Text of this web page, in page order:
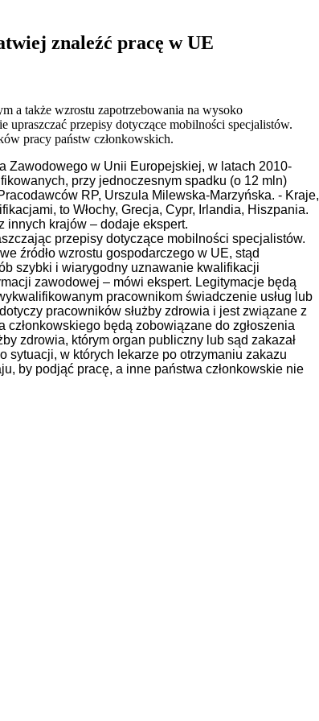
znaleźć pracę w UE
a także wzrostu zapotrzebowania na wysoko
przepisy dotyczące mobilności specjalistów.
pracy państw członkowskich.
Zawodowego w Unii Europejskiej, w latach 2010-
przy jednoczesnym spadku (o 12 mln)
RP, Urszula Milewska-Marzyńska. - Kraje,
to Włochy, Grecja, Cypr, Irlandia, Hiszpania.
innych krajów – dodaje ekspert.
przepisy dotyczące mobilności specjalistów.
źródło wzrostu gospodarczego w UE, stąd
szybki i wiarygodny uznawanie kwalifikacji
zawodowej – mówi ekspert. Legitymacje będą
pracownikom świadczenie usług lub
pracowników służby zdrowia i jest związane z
będą zobowiązane do zgłoszenia
zdrowia, którym organ publiczny lub sąd zakazał
sytuacji, w których lekarze po otrzymaniu zakazu
by podjąć pracę, a inne państwa członkowskie nie